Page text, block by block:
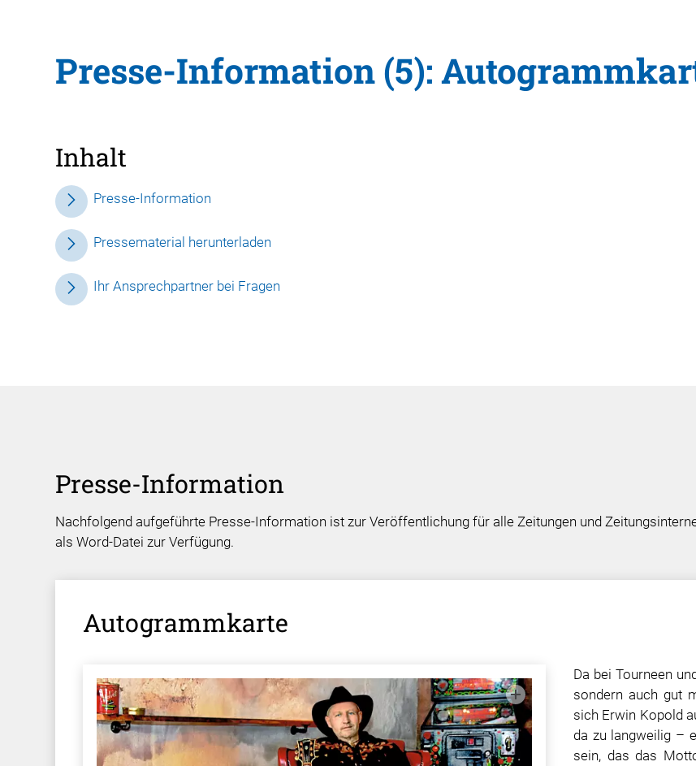
Presse-Information (5):
Inhalt
Presse-Information
Pressematerial herunterladen
Ihr Ansprechpartner bei Fragen
Presse-Information
Nachfolgend aufgeführte Presse-Information ist zur Veröffentlichung für alle Zeitungen und
als Word-Datei zur Verfügung.
Autogrammkarte
Da bei Tourneen
sondern auch gut
sich Erwin Kopold
da zu langweilig –
sein, das das